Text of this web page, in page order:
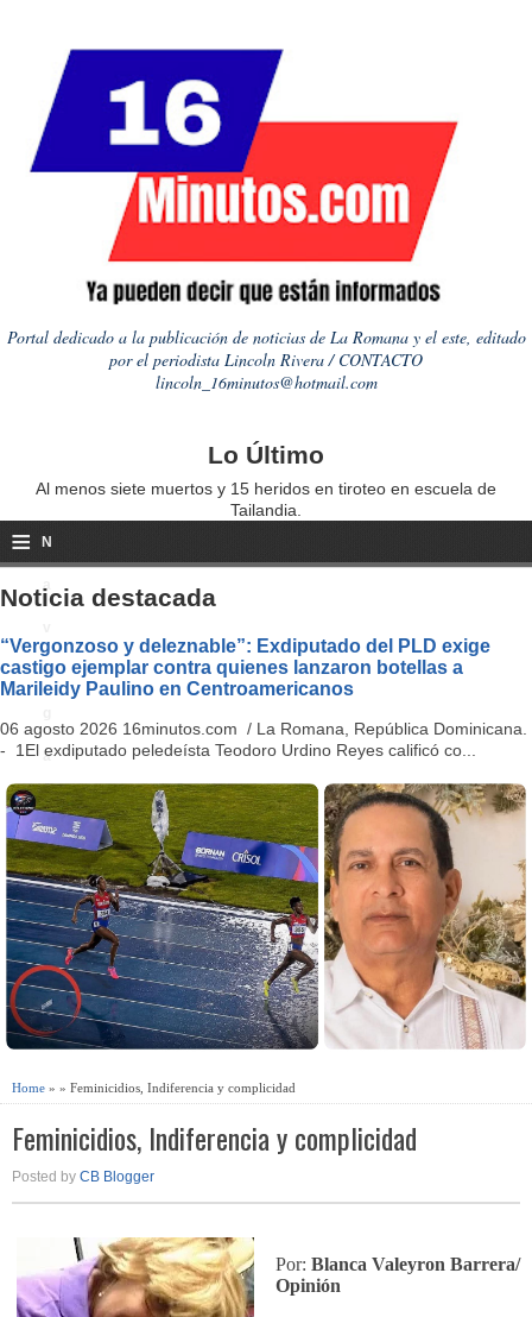
Portal dedicado a la publicación de noticias de La Romana y el este, editado
por el periodista Lincoln Rivera / CONTACTO
lincoln_16minutos@hotmail.com
Lo Último
Al menos siete muertos y 15 heridos en tiroteo en escuela de
Tailandia.
≡ N
a
i
a
ti
o
n
Noticia destacada
“Vergonzoso y deleznable”: Exdiputado del PLD exige
castigo ejemplar contra quienes lanzaron botellas a
Marileidy Paulino en Centroamericanos
06 agosto 2026 16minutos.com / La Romana, República Dominicana.
- 1El exdiputado peledeísta Teodoro Urdino Reyes calificó co...
Home » » Feminicidios, Indiferencia y complicidad
Feminicidios, Indiferencia y complicidad
Posted by CB Blogger
Por: Blanca Valeyron Barrera/
Opinión